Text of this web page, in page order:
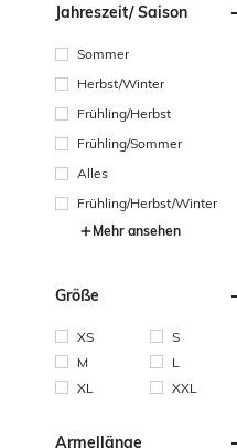
Jahreszeit/ Saison
Sommer
Herbst/Winter
Frühling/Herbst
Frühling/Sommer
Alles
Frühling/Herbst/Winter
Mehr ansehen
Größe
XS
S
M
L
XL
XXL
Ärmellänge